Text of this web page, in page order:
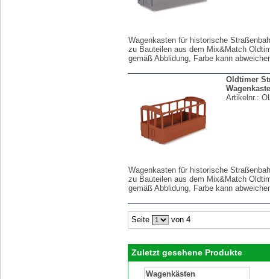
Wagenkasten für historische
zu Bauteilen aus dem Mix&Match
gemäß Abblidung, Farbe kann
Oldtimer
Artikelnr.:
Wagenkasten für historische
zu Bauteilen aus dem Mix&Match
gemäß Abblidung, Farbe kann
Seite von 4
Zuletzt gesehene Produkte
Wagenkästen